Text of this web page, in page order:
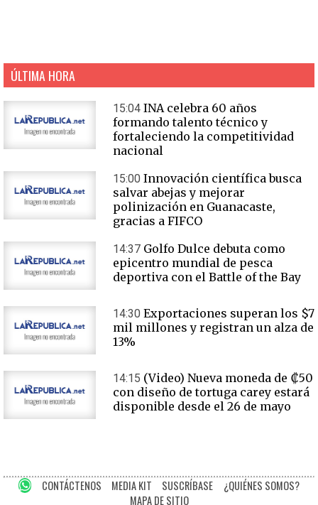
ÚLTIMA HORA
15:04 INA celebra 60 años
formando talento técnico y
fortaleciendo la competitividad
nacional
15:00 Innovación científica busca
salvar abejas y mejorar
polinización en Guanacaste,
gracias a FIFCO
14:37 Golfo Dulce debuta como
epicentro mundial de pesca
deportiva con el Battle of the Bay
14:30 Exportaciones superan los $7
mil millones y registran un alza de
13%
14:15 (Video) Nueva moneda de ₡50
con diseño de tortuga carey estará
disponible desde el 26 de mayo
CONTÁCTENOS MEDIA KIT SUSCRÍBASE
¿QUIÉNES SOMOS?
MAPA DE SITIO